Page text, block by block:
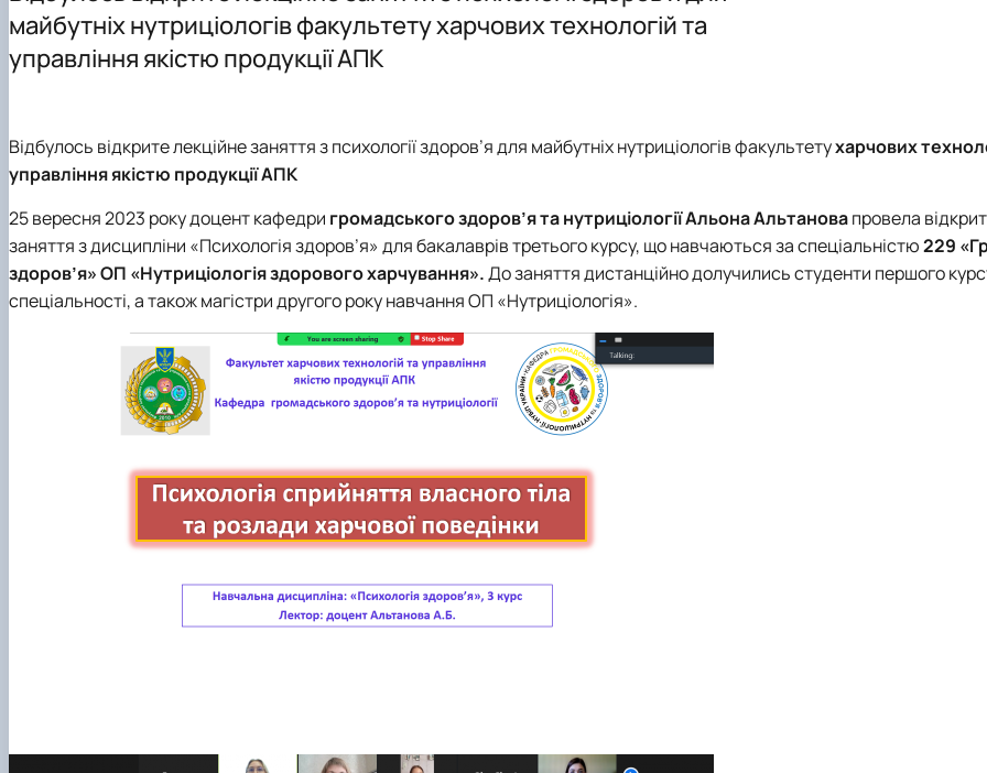
Відеородзинки
Матеріально-технічна база
Рада роботодавців
Організація практик студентів
Робочі навчальні програми
Графік навчальної та виробничої практики
ОПП "Технології зберігання та переробки риби і морепродуктів"
майбутніх нутриціологів факультету харчових технологій та
управління якістю продукції АПК
Відбулось відкрите лекційне заняття з психології здоров’я для майбутніх нутриціологів факультетухарчових
управління якістю продукції АПК
25 вересня 2023 року доцент кафедри громадського здоров’я та нутриціології Альона Альтановапровела
заняття з дисципліни «Психологія здоров’я» для бакалаврів третього курсу, що навчаються за спеціальністю229
здоров’я» ОП «Нутриціологія здорового харчування».До заняття дистанційно долучились студенти першого
спеціальності, а також магістри другого року навчання ОП «Нутриціологія».